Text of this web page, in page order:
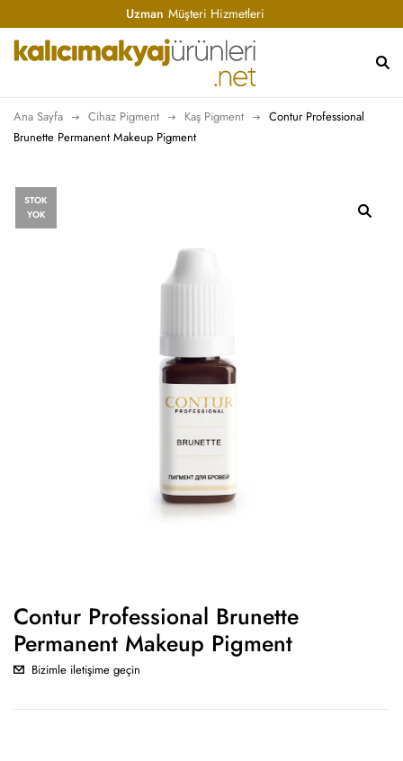
Uzman Müşteri Hizmetleri
Ana Sayfa Cihaz Pigment Kaş Pigment
Contur Professional
Brunette Permanent Makeup Pigment
STOK
YOK
Contur Professional Brunette
Permanent Makeup Pigment
Bizimle iletişime geçin